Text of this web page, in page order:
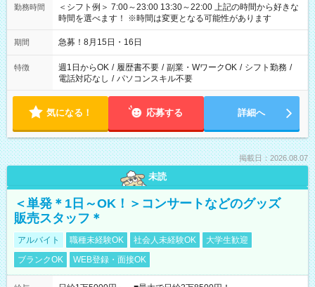
勤務時間
＜シフト例＞ 7:00～23:00 13:30～22:00 上記の時間から好きな
時間を選べます！ ※時間は変更となる可能性があります
期間 急募！8月15日・16日
特徴 週1日からOK / 履歴書不要 / 副業・WワークOK / シフト勤務 /
電話対応なし / パソコンスキル不要
気になる！ 応募する 詳細へ
掲載日：2026.08.07
未読
＜単発＊1日～OK！＞コンサートなどのグッズ
販売スタッフ＊
アルバイト 職種未経験OK 社会人未経験OK
大学生歓迎
ブランクOK
WEB登録・面接OK